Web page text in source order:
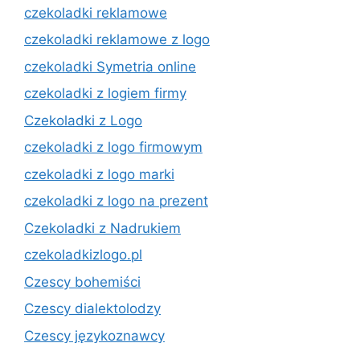
czekoladki reklamowe
czekoladki reklamowe z logo
czekoladki Symetria online
czekoladki z logiem firmy
Czekoladki z Logo
czekoladki z logo firmowym
czekoladki z logo marki
czekoladki z logo na prezent
Czekoladki z Nadrukiem
czekoladkizlogo.pl
Czescy bohemiści
Czescy dialektolodzy
Czescy językoznawcy